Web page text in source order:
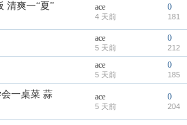
清爽一“夏” ace
4 天前
0
181
ace
5 天前
0
212
ace
5 天前
0
185
会一桌菜 蒜
ace
5 天前
0
204